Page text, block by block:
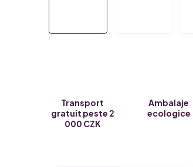
Transport
gratuit peste 2
000 CZK
Ambalaje
ecologice